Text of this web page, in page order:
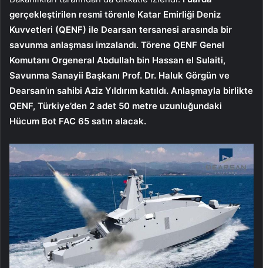
gerçekleştirilen resmi törenle Katar Emirliği Deniz
Kuvvetleri (QENF) ile Dearsan tersanesi arasında bir
savunma anlaşması imzalandı. Törene QENF Genel
Komutanı Orgeneral Abdullah bin Hassan el Sulaiti,
Savunma Sanayii Başkanı Prof. Dr. Haluk Görgün ve
Dearsan’ın sahibi Aziz Yıldırım katıldı. Anlaşmayla birlikte
QENF, Türkiye’den 2 adet 50 metre uzunluğundaki
Hücum Bot FAC 65 satın alacak.